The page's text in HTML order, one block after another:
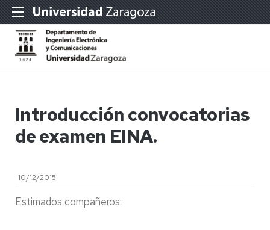
Introducción convocatorias
de examen EINA.
10/12/2015
Estimados compañeros: